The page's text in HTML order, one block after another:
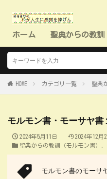
ホーム 聖典からの教訓
HOME カテゴリ一覧 聖典
モルモン書・モーサヤ
2024年5月11日
2024年12月
聖典からの教訓（モルモン書）
モルモン書のモーサ